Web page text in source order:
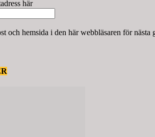
här
och hemsida i den här webbläsaren för nästa